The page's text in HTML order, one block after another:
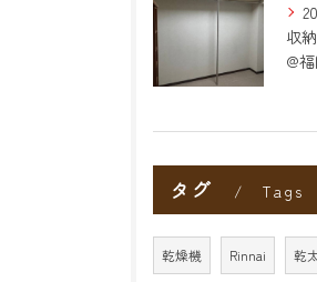
収
@福
タグ Tags
乾燥機 Rinnai 乾